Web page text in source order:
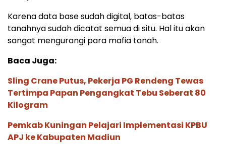
Karena data base sudah digital, batas-batas
tanahnya sudah dicatat semua di situ. Hal itu akan
sangat mengurangi para mafia tanah.
Baca Juga:
Sling Crane Putus, Pekerja PG Rendeng Tewas
Tertimpa Papan Pengangkat Tebu Seberat 80
Kilogram
Pemkab Kuningan Pelajari Implementasi KPBU
APJ ke Kabupaten Madiun